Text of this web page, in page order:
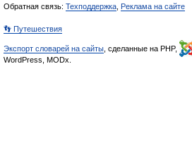
Обратная связь: Техподдержка Реклама на сайте
👣 Путешествия
Экспорт словарей на сайты , сделанные на PHP,
WordPress, MODx.